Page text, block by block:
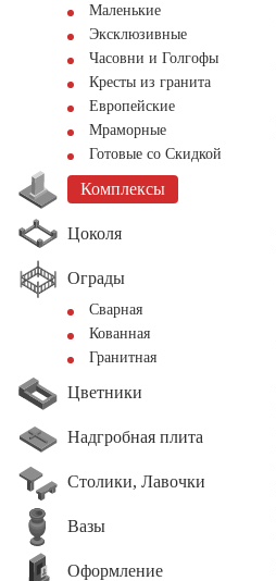
Маленькие
Эксклюзивные
Часовни и Голгофы
Кресты из гранита
Европейские
Мраморные
Готовые со Скидкой
Комплексы
Цоколя
Ограды
Сварная
Кованная
Гранитная
Цветники
Надгробная плита
Столики, Лавочки
Вазы
Оформление